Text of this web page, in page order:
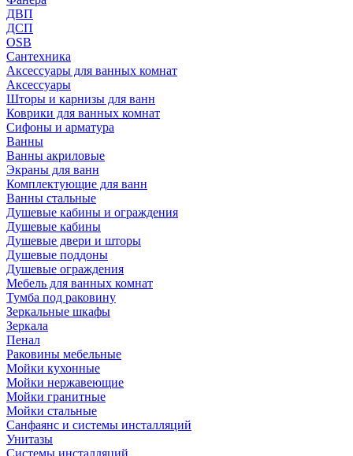
ДВП
ДСП
OSB
Сантехника
Аксессуары для ванных комнат
Аксессуары
Шторы и карнизы для ванн
Коврики для ванных комнат
Сифоны и арматура
Ванны
Ванны акриловые
Экраны для ванн
Комплектующие для ванн
Ванны стальные
Душевые кабины и ограждения
Душевые кабины
Душевые двери и шторы
Душевые поддоны
Душевые ограждения
Мебель для ванных комнат
Тумба под раковину
Зеркальные шкафы
Зеркала
Пенал
Раковины мебельные
Мойки кухонные
Мойки нержавеющие
Мойки гранитные
Мойки стальные
Санфаянс и системы инсталляций
Унитазы
Системы инсталляций